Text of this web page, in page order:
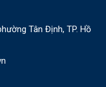
Tân Định, TP. Hồ